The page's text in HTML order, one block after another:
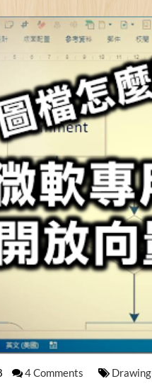
4 Comments Drawing